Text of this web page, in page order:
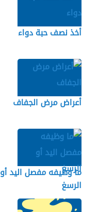
أخذ نصف حبة دواء
أعراض مرض الجفاف
ما وظيفه مفصل اليد أو
الرسغ